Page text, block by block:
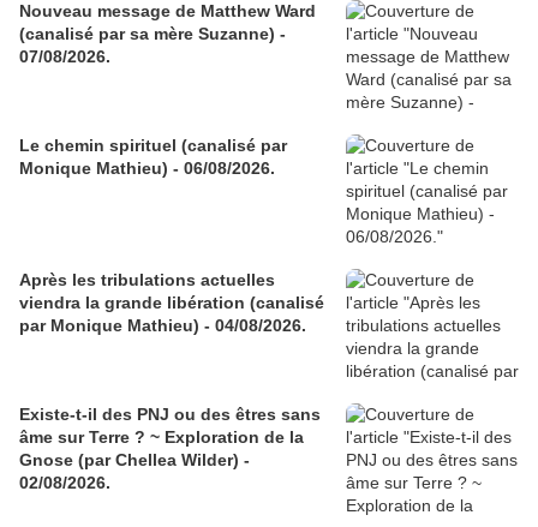
Nouveau message de Matthew Ward
(canalisé par sa mère Suzanne) -
07/08/2026.
Le chemin spirituel (canalisé par
Monique Mathieu) - 06/08/2026.
Après les tribulations actuelles
viendra la grande libération (canalisé
par Monique Mathieu) - 04/08/2026.
Existe-t-il des PNJ ou des êtres sans
âme sur Terre ? ~ Exploration de la
Gnose (par Chellea Wilder) -
02/08/2026.